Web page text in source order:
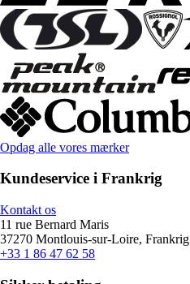
Opdag alle vores mærker
Kundeservice i Frankrig
Kontakt os
11 rue Bernard Maris
37270 Montlouis-sur-Loire, Frankrig
+33 1 86 47 62 58